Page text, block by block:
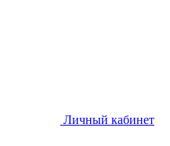
Личный кабинет